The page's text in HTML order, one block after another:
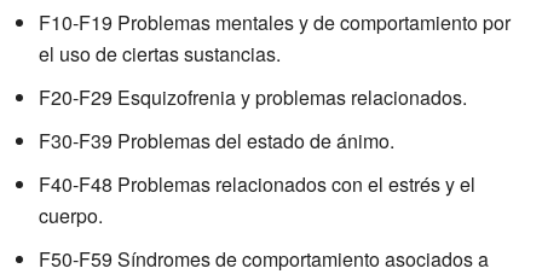
F10-F19 Problemas mentales y de comportamiento por
el uso de ciertas sustancias.
F20-F29 Esquizofrenia y problemas relacionados.
F30-F39 Problemas del estado de ánimo.
F40-F48 Problemas relacionados con el estrés y el
cuerpo.
F50-F59 Síndromes de comportamiento asociados a